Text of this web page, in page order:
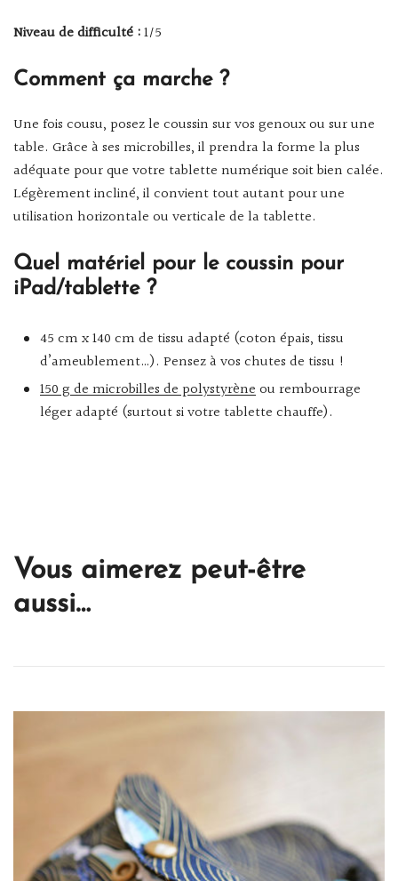
Niveau de difficulté :1/5
Comment ça marche ?
Une fois cousu, posez le coussin sur vos genoux ou sur une
table. Grâce à ses microbilles, il prendra la forme la plus
adéquate pour que votre tablette numérique soit bien calée.
Légèrement incliné, il convient tout autant pour une
utilisation horizontale ou verticale de la tablette.
Quel matériel pour le coussin pour
iPad/tablette ?
45 cm x 140 cm de tissu adapté (coton épais, tissu
d’ameublement…). Pensez à vos chutes de tissu !
150 g de microbilles de polystyrèneou rembourrage
léger adapté (surtout si votre tablette chauffe).
Vous aimerez peut-être
aussi…